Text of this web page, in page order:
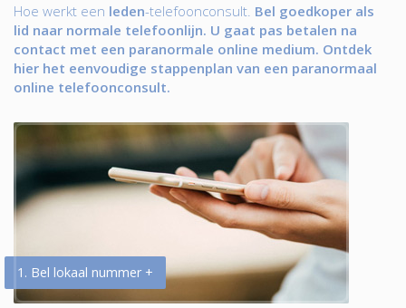
Hoe werkt een leden-telefoonconsult. Bel goedkoper als
lid naar normale telefoonlijn. U gaat pas betalen na
contact met een paranormale online medium. Ontdek
hier het eenvoudige stappenplan van een paranormaal
online telefoonconsult.
1. Bel lokaal nummer +